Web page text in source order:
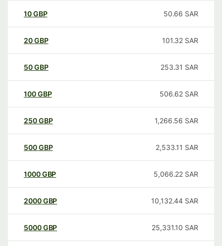
10GBP 50.66 SAR
20GBP 101.32 SAR
50GBP 253.31 SAR
100GBP 506.62 SAR
250GBP 1,266.56 SAR
500GBP 2,533.11 SAR
1000GBP 5,066.22 SAR
2000GBP 10,132.44 SAR
5000GBP 25,331.10 SAR